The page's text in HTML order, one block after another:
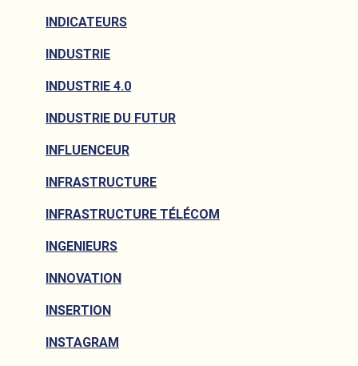
INDICATEURS
INDUSTRIE
INDUSTRIE 4.0
INDUSTRIE DU FUTUR
INFLUENCEUR
INFRASTRUCTURE
INFRASTRUCTURE TÉLÉCOM
INGENIEURS
INNOVATION
INSERTION
INSTAGRAM